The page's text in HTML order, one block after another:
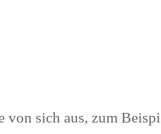
von sich aus, zum